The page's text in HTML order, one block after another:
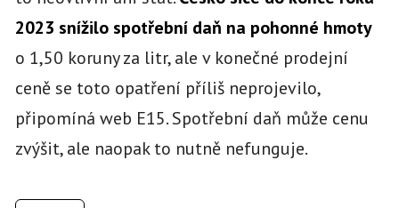
2023 snížilo spotřební daň na pohonné hmoty
o 1,50 koruny za litr, ale v konečné prodejní
ceně se toto opatření příliš neprojevilo,
připomíná web E15. Spotřební daň může cenu
zvýšit, ale naopak to nutně nefunguje.